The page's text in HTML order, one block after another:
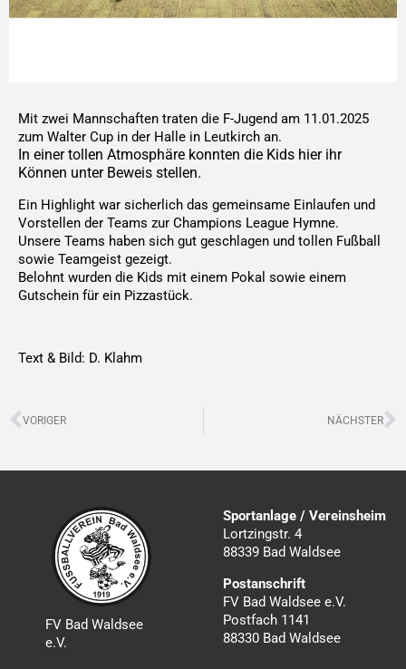
Mit zwei Mannschaften traten die F-Jugend am 11.01.2025
zum Walter Cup in der Halle in Leutkirch an.
In einer tollen Atmosphäre konnten die Kids hier ihr
Können unter Beweis stellen.
Ein Highlight war sicherlich das gemeinsame Einlaufen und
Vorstellen der Teams zur Champions League Hymne.
Unsere Teams haben sich gut geschlagen und tollen Fußball
sowie Teamgeist gezeigt.
Belohnt wurden die Kids mit einem Pokal sowie einem
Gutschein für ein Pizzastück.
Text & Bild: D. Klahm
Zurück
VORIGER NÄCHSTER
FV Bad Waldsee
e.V.
Sportanlage / Vereinsheim
Lortzingstr. 4
88339 Bad Waldsee
Postanschrift
FV Bad Waldsee e.V.
Postfach 1141
88330 Bad Waldsee